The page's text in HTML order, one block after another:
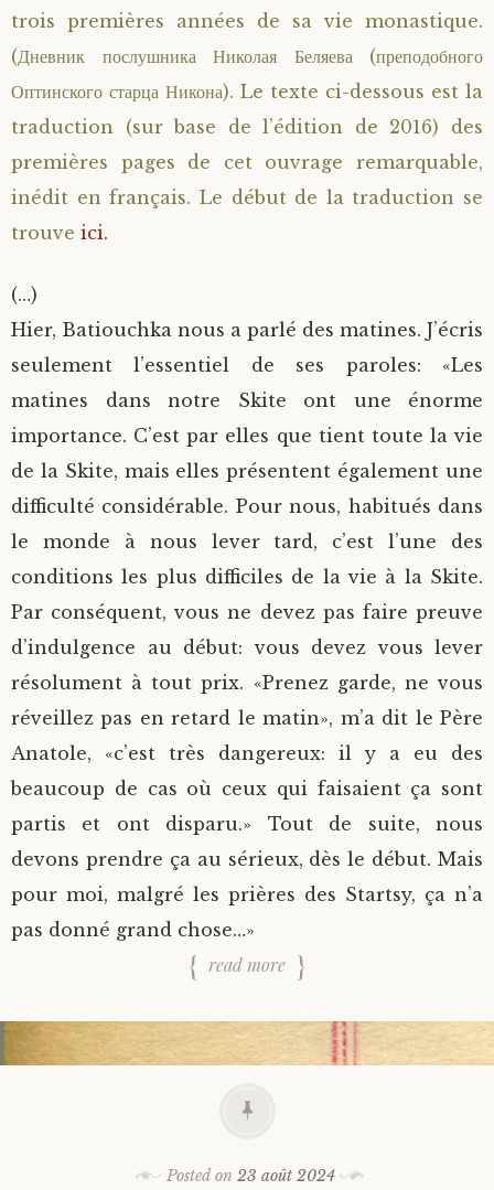
trois premières années de sa vie monastique.
(Дневник послушника Николая Беляева (преподобного
Оптинского старца Никона). Le texte ci-dessous est la
traduction (sur base de l’édition de 2016) des
premières pages de cet ouvrage remarquable,
inédit en français. Le début de la traduction se
trouve ici.
(…)
Hier, Batiouchka nous a parlé des matines. J’écris
seulement l’essentiel de ses paroles: «Les
matines dans notre Skite ont une énorme
importance. C’est par elles que tient toute la vie
de la Skite, mais elles présentent également une
difficulté considérable. Pour nous, habitués dans
le monde à nous lever tard, c’est l’une des
conditions les plus difficiles de la vie à la Skite.
Par conséquent, vous ne devez pas faire preuve
d’indulgence au début: vous devez vous lever
résolument à tout prix. «Prenez garde, ne vous
réveillez pas en retard le matin», m’a dit le Père
Anatole, «c’est très dangereux: il y a eu des
beaucoup de cas où ceux qui faisaient ça sont
partis et ont disparu.» Tout de suite, nous
devons prendre ça au sérieux, dès le début. Mais
pour moi, malgré les prières des Startsy, ça n’a
pas donné grand chose…»
read more
Posted on 23 août 2024